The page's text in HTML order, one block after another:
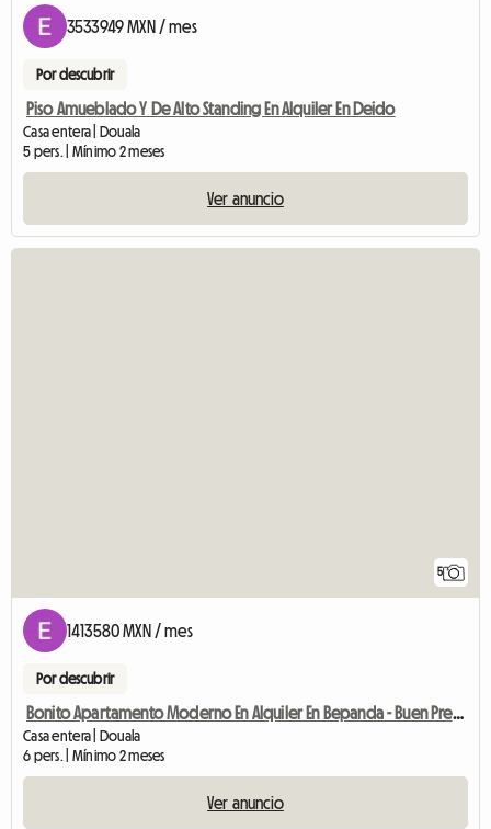
3533949 MXN / mes
Por descubrir
Piso Amueblado Y De Alto Standing En Alquiler En Deido
Casa entera | Douala
5 pers. | Mínimo 2 meses
Ver anuncio
5
1413580 MXN / mes
Por descubrir
Bonito Apartamento Moderno En Alquiler En Bepanda - Buen Precio
Casa entera | Douala
6 pers. | Mínimo 2 meses
Ver anuncio